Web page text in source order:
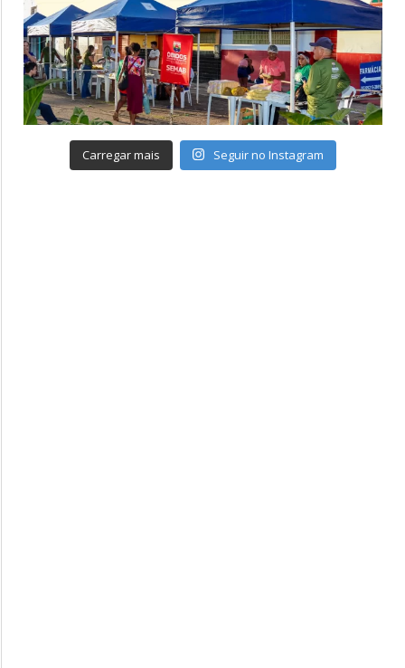
Carregar mais Seguir no Instagram